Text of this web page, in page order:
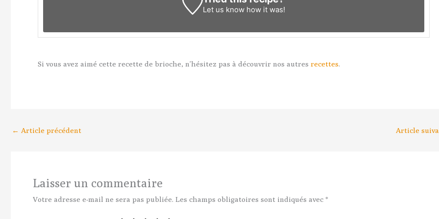
Let us know how it was!
Si vous avez aimé cette recette de brioche, n’hésitez pas à découvrir nos autres recettes.
← Article précédent Article
Laisser un commentaire
Votre adresse e-mail ne sera pas publiée. Les champs obligatoires sont indiqués avec *